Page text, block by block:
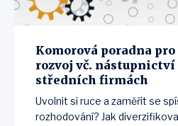
Komorová poradna
rozvoj vč. nástupnictví
středních firmách
Uvolnit si ruce a zaměřit se
rozhodování? Jak